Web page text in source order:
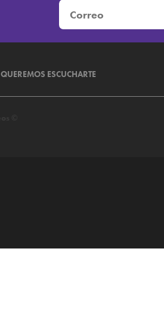
QUEREMOS ESCUCHARTE